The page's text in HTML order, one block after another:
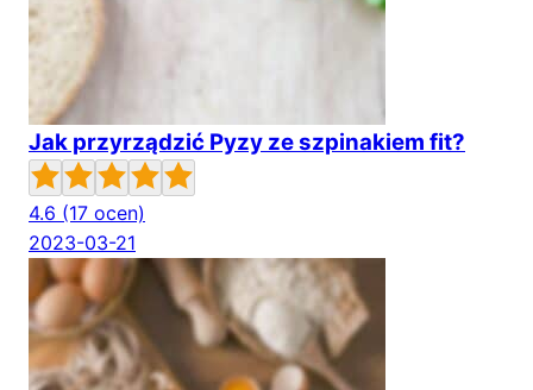
Jak przyrządzić Pyzy ze szpinakiem fit?
4.6 (17 ocen)
2023-03-21